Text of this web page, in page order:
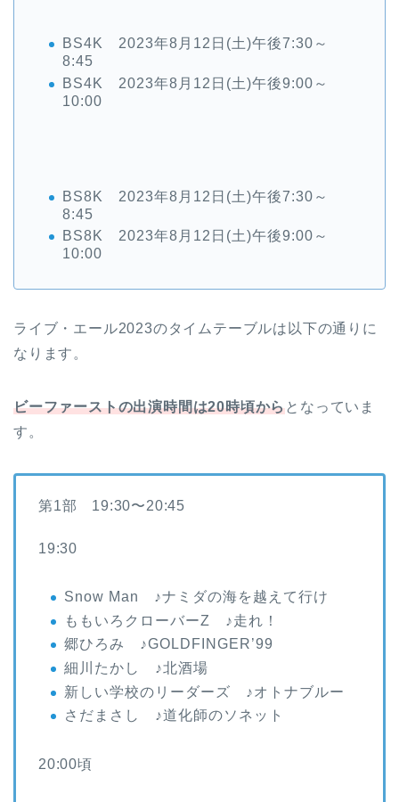
BS4K 2023年8月12日(土)午後7:30～
8:45
BS4K 2023年8月12日(土)午後9:00～
10:00
BS8K 2023年8月12日(土)午後7:30～
8:45
BS8K 2023年8月12日(土)午後9:00～
10:00
ライブ・エール2023のタイムテーブルは以下の通りに
なります。
ビーファーストの出演時間は20時頃からとなっていま
す。
第1部 19:30〜20:45
19:30
Snow Man ♪ナミダの海を越えて行け
ももいろクローバーZ ♪走れ！
郷ひろみ ♪GOLDFINGER’99
細川たかし ♪北酒場
新しい学校のリーダーズ ♪オトナブルー
さだまさし ♪道化師のソネット
20:00頃